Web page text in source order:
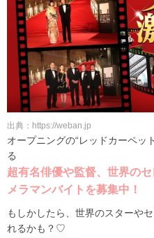
出典：https://weban.jp
オープニングの“レッドカーペッ
る
超有名俳優や監督、世界の
メラマンバイトを募集中！
もしかしたら、世界のスターや
れるかも？♡